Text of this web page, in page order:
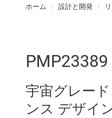
ホーム 設計と開発
PMP23389
宇宙グレー
ンス デザイ